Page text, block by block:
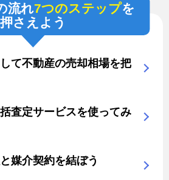
流れ7つのステップを
押さえよう
て不動産の売却相場を把
査定サービスを使ってみ
媒介契約を結ぼう